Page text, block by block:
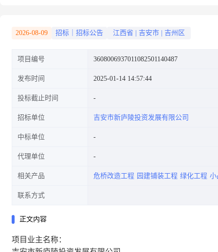
2026-08-09 招标｜招标公告 江西省 吉安市 吉州区
项目编号 3608006937011082501140487
发布时间 2025-01-14 14:57:44
投标截止时间
招标单位 吉安市新庐陵投资发展有限公司
中标单位
代理单位
相关产品 危桥改造工程 园建铺装工程 绿化工程 小
联系方式
正文内容
项目业主名称：